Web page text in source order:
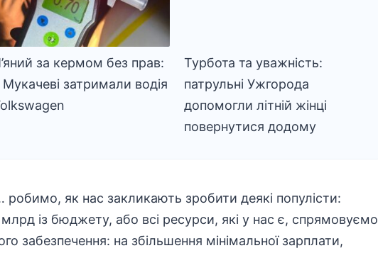
за кермом без прав:
Мукачеві затримали водія
Турбота та уважність:
патрульні Ужгорода
допомогли літній жінці
повернутися додому
як нас закликають зробити деякі популісти:
із бюджету, або всі ресурси, які у нас є, спрямовуємо
забезпечення: на збільшення мінімальної зарплати,